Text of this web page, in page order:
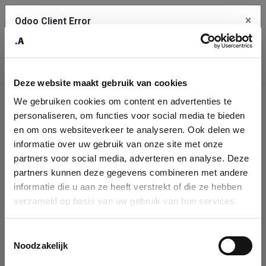
Deze website maakt gebruik van cookies
We gebruiken cookies om content en advertenties te
personaliseren, om functies voor social media te bieden
en om ons websiteverkeer te analyseren. Ook delen we
informatie over uw gebruik van onze site met onze
partners voor social media, adverteren en analyse. Deze
partners kunnen deze gegevens combineren met andere
informatie die u aan ze heeft verstrekt of die ze hebben
verzameld op basis van uw gebruik van hun services.
Noodzakelijk
Company
Identification
Please fill in your company details
You can search a company in our database by name, VAT or
enterprise ID. When a company is selected it will auto-complete the
form. If you don't find your company in our database, you can create
Odoo Client Error ×
service.
See details
Ok